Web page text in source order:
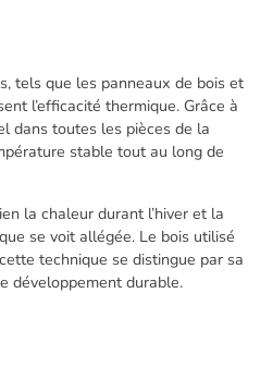
tels que les panneaux de bois et
l’efficacité thermique. Grâce à
dans toutes les pièces de la
stable tout au long de
la chaleur durant l’hiver et la
se voit allégée. Le bois utilisé
technique se distingue par sa
développement durable.